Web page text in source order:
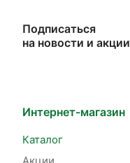
Подписаться
на новости и акции
Интернет-магазин
Каталог